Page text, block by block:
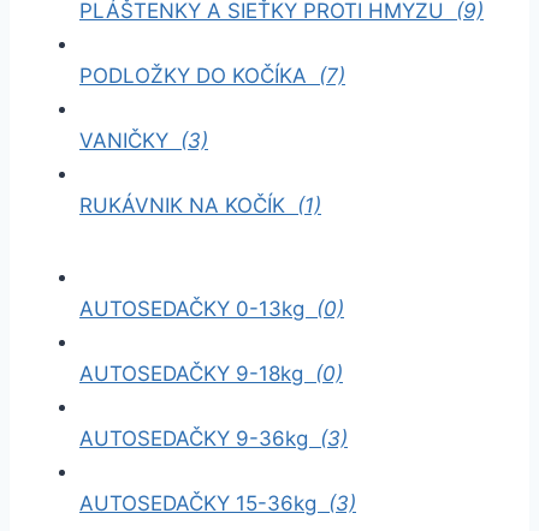
PLÁŠTENKY A SIEŤKY PROTI HMYZU (9)
PODLOŽKY DO KOČÍKA (7)
VANIČKY (3)
RUKÁVNIK NA KOČÍK (1)
AUTOSEDAČKY 0-13kg (0)
AUTOSEDAČKY 9-18kg (0)
AUTOSEDAČKY 9-36kg (3)
AUTOSEDAČKY 15-36kg (3)